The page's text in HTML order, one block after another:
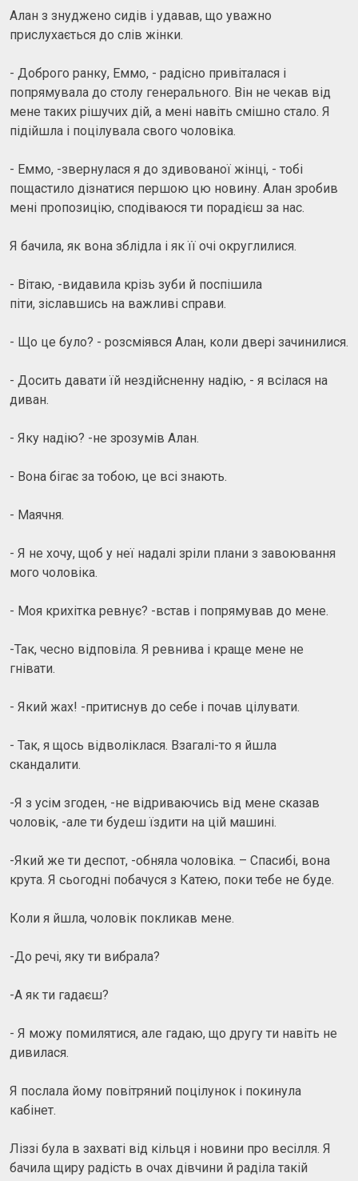
Алан з знуджено сидів і удавав, що уважно
прислухається до слів жінки.
- Доброго ранку, Еммо, - радісно привіталася і
попрямувала до столу генерального. Він не чекав від
мене таких рішучих дій, а мені навіть смішно стало. Я
підійшла і поцілувала свого чоловіка.
- Еммо, -звернулася я до здивованої жінці, - тобі
пощастило дізнатися першою цю новину. Алан зробив
мені пропозицію, сподіваюся ти порадієш за нас.
Я бачила, як вона зблідла і як її очі округлилися.
- Вітаю, -видавила крізь зуби й поспішила
піти, зіславшись на важливі справи.
- Що це було? - розсміявся Алан, коли двері зачинилися.
- Досить давати їй нездійсненну надію, - я всілася на
диван.
- Яку надію? -не зрозумів Алан.
- Вона бігає за тобою, це всі знають.
- Маячня.
- Я не хочу, щоб у неї надалі зріли плани з завоювання
мого чоловіка.
- Моя крихітка ревнує? -встав і попрямував до мене.
-Так, чесно відповіла. Я ревнива і краще мене не
гнівати.
- Який жах! -притиснув до себе і почав цілувати.
- Так, я щось відволіклася. Взагалі-то я йшла
скандалити.
-Я з усім згоден, -не відриваючись від мене сказав
чоловік, -але ти будеш їздити на цій машині.
-Який же ти деспот, -обняла чоловіка. – Спасибі, вона
крута. Я сьогодні побачуся з Катею, поки тебе не буде.
Коли я йшла, чоловік покликав мене.
-До речі, яку ти вибрала?
-А як ти гадаєш?
- Я можу помилятися, але гадаю, що другу ти навіть не
дивилася.
Я послала йому повітряний поцілунок і покинула
кабінет.
Ліззі була в захваті від кільця і новини про весілля. Я
бачила щиру радість в очах дівчини й раділа такій